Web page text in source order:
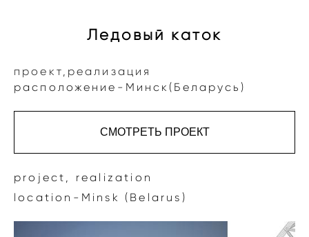
Ледовый каток
проект,реализация
расположение-Минск(Беларусь)
СМОТРЕТЬ ПРОЕКТ
project, realization
location-Minsk (Belarus)